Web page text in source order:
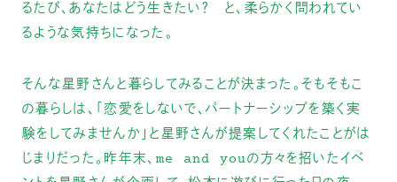
るたび、あなたはどう生きたい？ と、柔らかく問われてい
るような気持ちになった。
そんな星野さんと暮らしてみることが決まった。そもそもこ
の暮らしは、「恋愛をしないで、パートナーシップを築く実
験をしてみませんか」と星野さんが提案してくれたことがは
じまりだった。昨年末、me and youの方々を招いたイベ